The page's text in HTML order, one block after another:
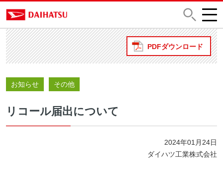
PDFダウンロード
お知らせ その他
リコール届出について
2024年01月24日
ダイハツ工業株式会社